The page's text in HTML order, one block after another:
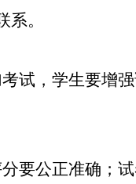
。
试，学生要增
要公正准确；